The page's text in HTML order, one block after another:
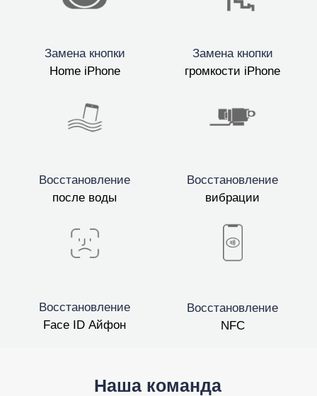
Замена кнопки
Home iPhone
Замена кнопки
громкости iPhone
Восстановление
после воды
Восстановление
вибрации
Восстановление
Face ID Айфон
Восстановление
NFC
Наша команда